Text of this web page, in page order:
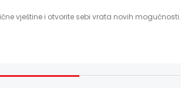
vještine i otvorite sebi vrata novih mogućnosti.